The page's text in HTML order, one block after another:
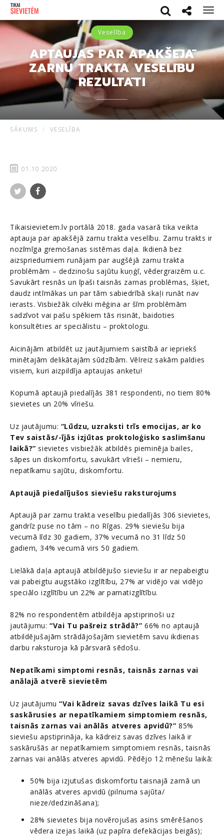
Social
Search
Veselība
APTAUJAS PAR APAKŠĒJĀ
ZARNU TRAKTA VESELĪBU
REZULTĀTI
SĀKUMS VESELĪBA
01.10.2020
Tikaisievietem.lv portālā 2018. gada vasarā tika veikta
aptauja par apakšējā zarnu trakta veselību. Zarnu trakts ir
nozīmīga gremošanas sistēmas daļa. Ikdienā bez
aizspriedumiem runājam par augšējā zarnu trakta
problēmām – dedzinošu sajūtu kuņģī, vēdergraizēm u.c.
Savukārt resnās un īpaši taisnās zarnas problēmas, šķiet,
daudz intīmākas un par tām sabiedrībā skaļi runāt nav
ierasts. Visbiežāk cilvēki mēģina ar šīm problēmām
sadzīvot vai pašu spēkiem tās risināt, baidoties
konsultēties ar speciālistu – proktologu.
Aicinājām atbildēt uz jautājumiem saistībā ar iepriekš
minētajām delikātajām sūdzībām. Vēlreiz sakām paldies
visiem, kuri aizpildīja aptaujas anketu!
Kopumā aptaujā piedalījās 381 respondenti, no tiem 80%
sievietes un 20% vīriešu.
Uz jautājumu: “Lūdzu, uzraksti trīs emocijas, ar ko
Tev saistās/-ījās izjūtas proktoloģisko saslimšanu
laikā?” sievietes visbiežāk atbildēs pieminēja bailes,
sāpes un diskomfortu, savukārt vīrieši – nemieru,
nepatīkamu sajūtu, diskomfortu.
Aptaujā piedalījušos sieviešu raksturojums
Aptaujā par zarnu trakta veselību piedalījās 306 sievietes,
gandrīz puse no tām – no Rīgas. 29% sieviešu bija
vecumā līdz 30 gadiem, 37% vecumā no 31 līdz 50
gadiem, 34% vecumā virs 50 gadiem.
Lielākā daļa aptaujā atbildējušo sieviešu ir ar nepabeigtu
vai pabeigtu augstāko izglītību, 27% ar vidējo vai vidējo
speciālo izglītību un 22% ar pamatizglītību.
82% no respondentēm atbildēja apstiprinoši uz
jautājumu: “Vai Tu pašreiz strādā?” 66% no aptaujā
atbildējušajām strādājošajām sievietēm savu ikdienas
darbu raksturoja kā pārsvarā sēdošu.
Nepatīkami simptomi resnās, taisnās zarnas vai
anālajā atverē sievietēm
Uz jautājumu“Vai kādreiz savas dzīves laikā Tu esi
saskārusies ar nepatīkamiem simptomiem resnās,
taisnās zarnas vai anālās atveres apvidū?”85%
sieviešu apstiprināja, ka kādreiz savas dzīves laikā ir
saskārušās ar nepatīkamiem simptomiem resnās, taisnās
zarnas vai anālās atveres apvidū. Pēdējo 12 mēnešu laikā:
50% bija izjutušas diskomfortu taisnajā zarnā un
anālās atveres apvidū (pilnuma sajūta/
nieze/dedzināšana);
28% sievietes bija novērojušas asins smērēšanos
vēdera izejas laikā (uz papīra defekācijas beigās);